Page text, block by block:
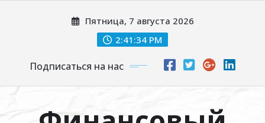
Пятница, 7 августа 2026
2:41:36 PM
Подписаться на нас